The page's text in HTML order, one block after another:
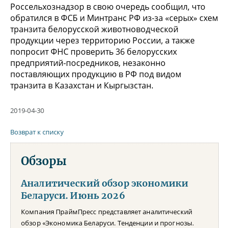
Россельхознадзор в свою очередь сообщил, что
обратился в ФСБ и Минтранс РФ из-за «серых» схем
транзита белорусской животноводческой
продукции через территорию России, а также
попросит ФНС проверить 36 белорусских
предприятий-посредников, незаконно
поставляющих продукцию в РФ под видом
транзита в Казахстан и Кыргызстан.
2019-04-30
Возврат к списку
Обзоры
Аналитический обзор экономики
Беларуси. Июнь 2026
Компания ПраймПресс представляет аналитический
обзор «Экономика Беларуси. Тенденции и прогнозы.